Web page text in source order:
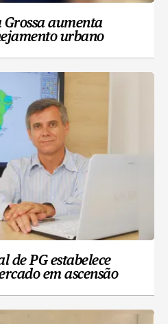
Grossa aumenta
urbano
de PG estabelece
em ascensão